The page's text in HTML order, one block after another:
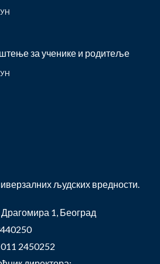
за ученике и родитеље
људских вредности.
1, Београд
2450252